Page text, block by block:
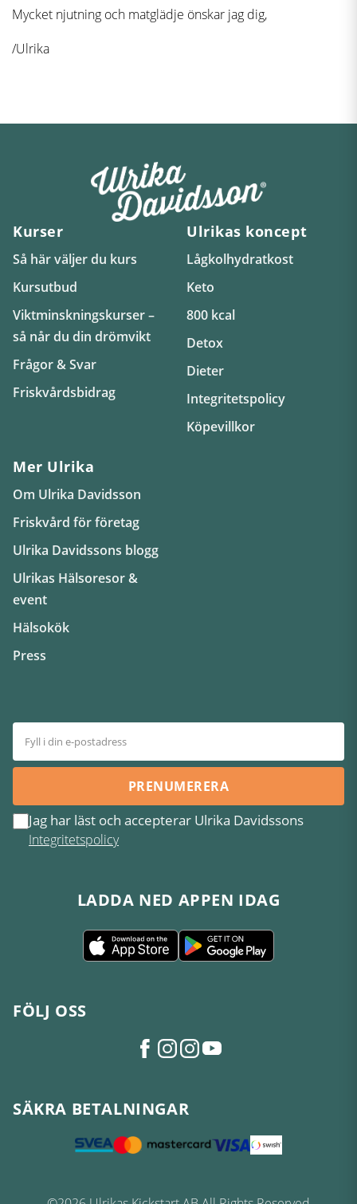
Mycket njutning och matglädje önskar jag dig,
/Ulrika
Kurser
Så här väljer du kurs
Kursutbud
Viktminskningskurser –
så når du din drömvikt
Frågor & Svar
Friskvårdsbidrag
Ulrikas koncept
Lågkolhydratkost
Keto
800 kcal
Detox
Dieter
Integritetspolicy
Köpevillkor
Mer Ulrika
Om Ulrika Davidsson
Friskvård för företag
Ulrika Davidssons blogg
Ulrikas Hälsoresor &
event
Hälsokök
Press
PRENUMERERA
Jag har läst och accepterar Ulrika Davidssons
Integritetspolicy
LADDA NED APPEN IDAG
FÖLJ OSS
SÄKRA BETALNINGAR